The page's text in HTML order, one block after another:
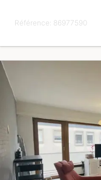
Référence: 86977590